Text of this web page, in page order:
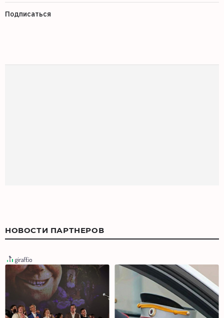
Подписаться
НОВОСТИ ПАРТНЕРОВ